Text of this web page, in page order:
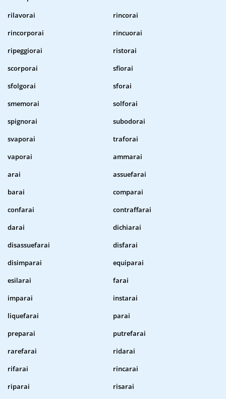
rilavorai
rincorai
rincorporai
rincuorai
ripeggiorai
ristorai
scorporai
sfiorai
sfolgorai
sforai
smemorai
solforai
spignorai
subodorai
svaporai
traforai
vaporai
ammarai
arai
assuefarai
barai
comparai
confarai
contraffarai
darai
dichiarai
disassuefarai
disfarai
disimparai
equiparai
esilarai
farai
imparai
instarai
liquefarai
parai
preparai
putrefarai
rarefarai
ridarai
rifarai
rincarai
riparai
risarai